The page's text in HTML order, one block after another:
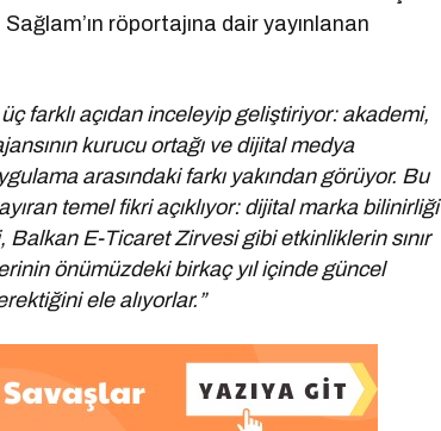
röportajına dair yayınlanan
farklı açıdan inceleyip geliştiriyor: akademi,
kurucu ortağı ve dijital medya
arasındaki farkı yakından görüyor. Bu
temel fikri açıklıyor: dijital marka bilinirliği
E-Ticaret Zirvesi gibi etkinliklerin sınır
önümüzdeki birkaç yıl içinde güncel
ele alıyorlar.”